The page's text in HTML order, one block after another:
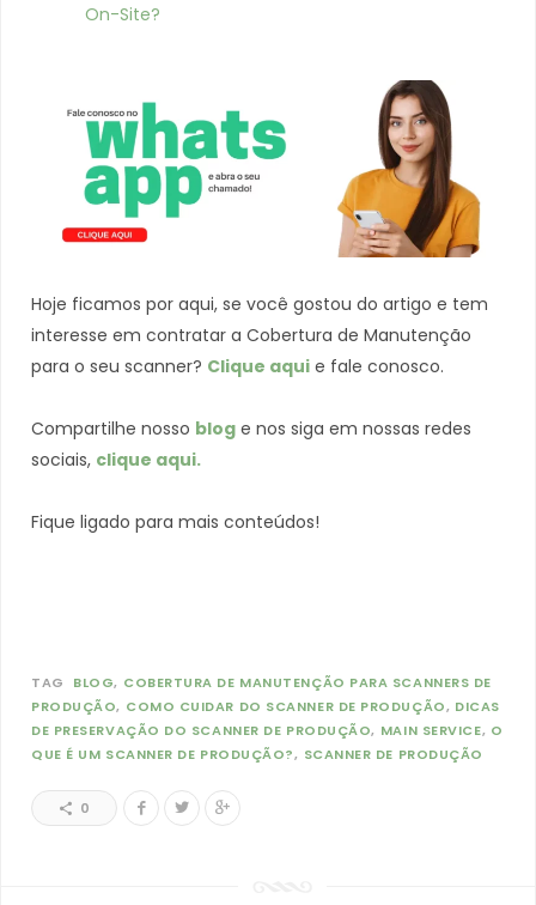
On-Site?
Hoje ficamos por aqui, se você gostou do artigo e tem
interesse em contratar a Cobertura de Manutenção
para o seu scanner? Clique aqui e fale conosco.
Compartilhe nosso blog e nos siga em nossas redes
sociais, clique aqui.
Fique ligado para mais conteúdos!
TAG BLOG COBERTURA DE MANUTENÇÃO PARA SCANNERS DE
PRODUÇÃO COMO CUIDAR DO SCANNER DE PRODUÇÃO
DICAS
DE PRESERVAÇÃO DO SCANNER DE PRODUÇÃO MAIN SERVICE O
QUE É UM SCANNER DE PRODUÇÃO?
SCANNER DE PRODUÇÃO
0